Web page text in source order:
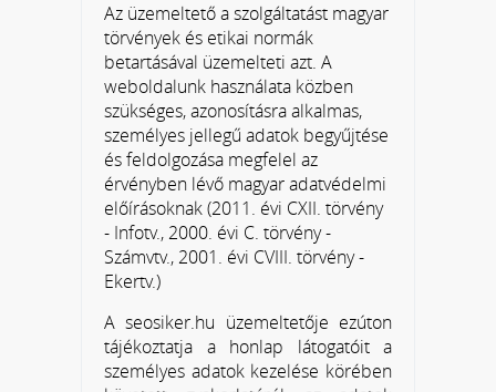
Az üzemeltető a szolgáltatást magyar
törvények és etikai normák
betartásával üzemelteti azt. A
weboldalunk használata közben
szükséges, azonosításra alkalmas,
személyes jellegű adatok begyűjtése
és feldolgozása megfelel az
érvényben lévő magyar adatvédelmi
előírásoknak (2011. évi CXII. törvény
- Infotv., 2000. évi C. törvény -
Számvtv., 2001. évi CVIII. törvény -
Ekertv.)
A seosiker.hu üzemeltetője ezúton
tájékoztatja a honlap látogatóit a
személyes adatok kezelése körében